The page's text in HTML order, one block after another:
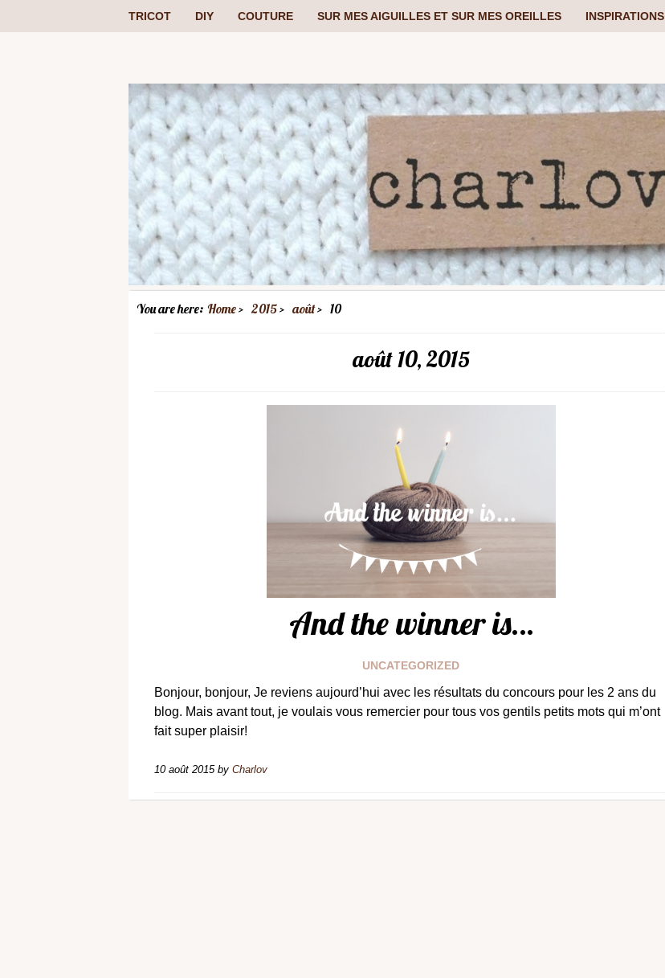
TRICOT DIY COUTURE SUR MES AIGUILLES ET SUR MES OREILLES INSPIRATIONS
You are here: Home 2015 août 10
août 10, 2015
And the winner is…
UNCATEGORIZED
Bonjour, bonjour, Je reviens aujourd’hui avec les résultats du concours pour les 2 ans du
blog. Mais avant tout, je voulais vous remercier pour tous vos gentils petits mots qui m’ont
fait super plaisir!
10 août 2015by Charlov